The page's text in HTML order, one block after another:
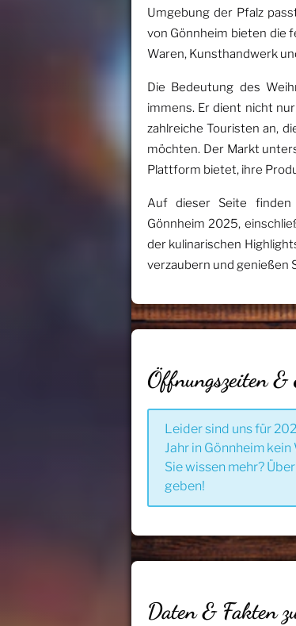
Umgebung der Pfalz
von Gönnheim bieten die
Waren, Kunsthandwerk
Die Bedeutung des
immens. Er dient nicht
zahlreiche Touristen an,
möchten. Der Markt
Plattform bietet, ihre
Auf dieser Seite finden
Gönnheim 2025,
der kulinarischen
verzaubern und genießen
Öffnungszeiten &
Leider sind uns für
Jahr in Gönnheim
Sie wissen mehr?
geben!
Daten & Fakten